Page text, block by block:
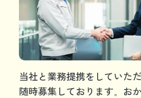
当社と業務提携をしていた
随時募集しております。お